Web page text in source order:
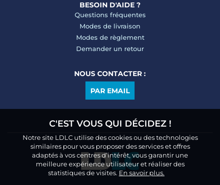
BESOIN D'AIDE ?
Questions fréquentes
Modes de livraison
Modes de règlement
Demander un retour
NOUS CONTACTER :
PAR EMAIL
C'EST VOUS QUI DÉCIDEZ !
Notre site LDLC utilise des cookies ou des technologies
similaires pour vous proposer des services et offres
adaptés à vos centres d’intérêt, vous garantir une
meilleure expérience utilisateur et réaliser des
statistiques de visites. En savoir plus.